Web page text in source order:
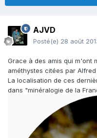
AJVD
Posté(e) 28 août
Grace à des amis qui m'ont
améthystes citées par
La localisation de ces
dans "minéralogie de la